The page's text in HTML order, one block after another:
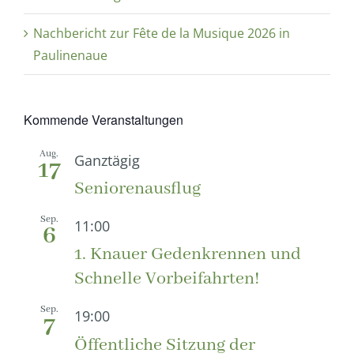
Nachbericht zur Fête de la Musique 2026 in
Paulinenaue
Kommende Veranstaltungen
Aug.
17 Ganztägig
Seniorenausflug
Sep.
6 11:00
1. Knauer Gedenkrennen und
Schnelle Vorbeifahrten!
Sep.
7 19:00
Öffentliche Sitzung der